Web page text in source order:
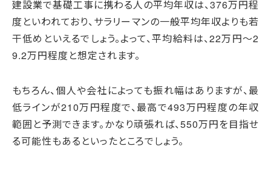
建設業で基礎工事に携わる人の平均年収は、376万円程
度といわれており、サラリーマンの一般平均年収よりも若
干低めといえるでしょう。よって、平均給料は、22万円～2
9.2万円程度と想定されます。
もちろん、個人や会社によっても振れ幅はありますが、最
低ラインが210万円程度で、最高で493万円程度の年収
範囲と予測できます。かなり頑張れば、550万円を目指せ
る可能性もあるといったところでしょう。